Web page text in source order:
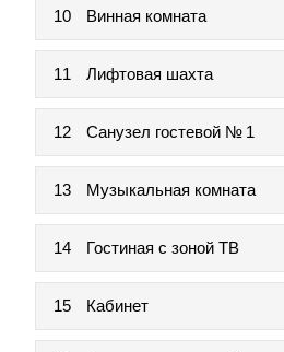
10 Винная комната
11 Лифтовая шахта
12 Санузел гостевой № 1
13 Музыкальная комната
14 Гостиная с зоной ТВ
15 Кабинет